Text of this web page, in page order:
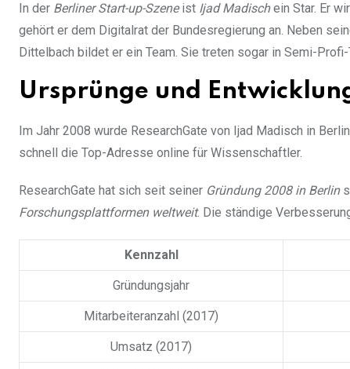
In der Berliner Start-up-Szeneist Ijad Madischein Star. Er
gehört er dem Digitalrat der Bundesregierung an. Neben
Dittelbach bildet er ein Team. Sie treten sogar in Semi-Profi-
Ursprünge und
Im Jahr 2008 wurde ResearchGate von Ijad Madisch in
schnell die Top-Adresse online für Wissenschaftler.
ResearchGate hat sich seit seiner Gründung 2008 in Berlin
Forschungsplattformen weltweit. Die ständige
Kennzahl
Gründungsjahr
Mitarbeiteranzahl (2017)
Umsatz (2017)